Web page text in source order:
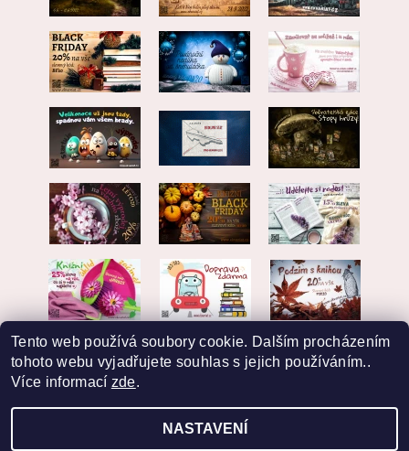
Tento web používá soubory cookie. Dalším procházením
tohoto webu vyjadřujete souhlas s jejich používáním..
Více informací zde.
NASTAVENÍ